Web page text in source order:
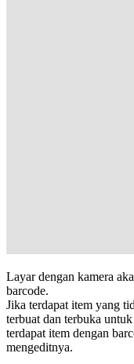
Layar dengan kamera
barcode.
Jika terdapat item yang
terbuat dan terbuka
terdapat item dengan
mengeditnya.